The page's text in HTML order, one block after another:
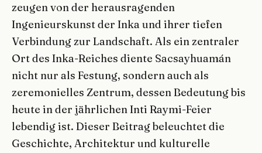
zeugen von der herausragenden
Ingenieurskunst der Inka und ihrer tiefen
Verbindung zur Landschaft. Als ein zentraler
Ort des Inka-Reiches diente Sacsayhuamán
nicht nur als Festung, sondern auch als
zeremonielles Zentrum, dessen Bedeutung bis
heute in der jährlichen Inti Raymi-Feier
lebendig ist. Dieser Beitrag beleuchtet die
Geschichte, Architektur und kulturelle